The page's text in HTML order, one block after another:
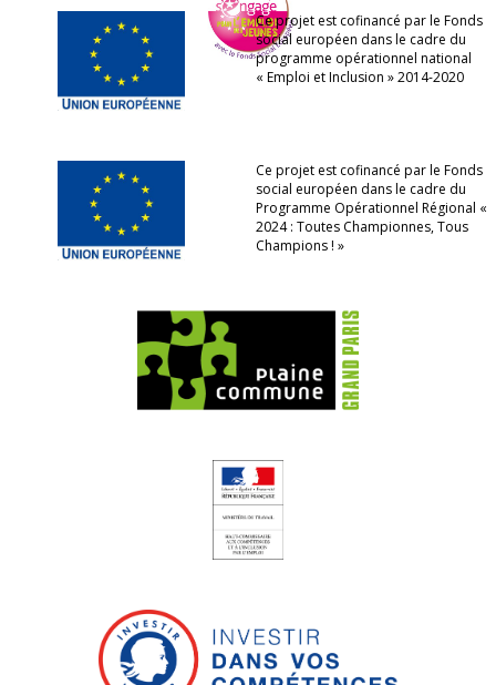
Ce projet est cofinancé par le Fonds
social européen dans le cadre du
programme opérationnel national
« Emploi et Inclusion » 2014-2020
Ce projet est cofinancé par le Fonds
social européen dans le cadre du
Programme Opérationnel Régional «
2024 : Toutes Championnes, Tous
Champions ! »